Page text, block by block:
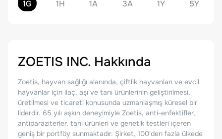
1G 1H 1A 3A 1Y 5Y
ZOETIS INC. Hakkında
Zoetis, hayvan sağlığı alanında, çiftlik hayvanları ve evcil
hayvanlar için ilaç, aşı ve tanı ürünlerinin geliştirilmesi,
üretilmesi ve ticareti konusunda uzmanlaşmış küresel bir
liderdir. 65 yılı aşkın deneyimiyle Zoetis, anti-enfektifler,
antiparaziterler, tanı ürünleri ve genetik testleri içeren
geniş bir portföy sunmaktadır. Şirket, 100'den fazla ülkede